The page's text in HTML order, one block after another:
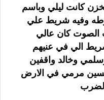
كانت ليلي وباسم
وفيه شريط علي
كان عالي
الي في عنيهم
وخالد واقفين
مرمي في الارض